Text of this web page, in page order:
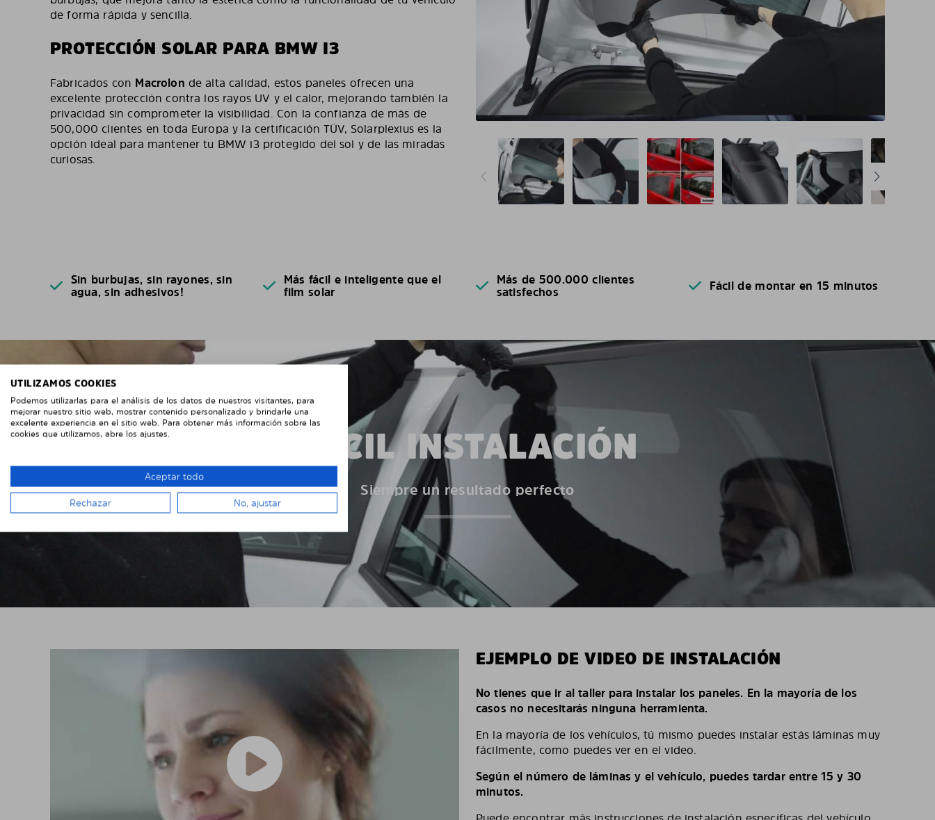
de forma rápida y sencilla.
PROTECCIÓN SOLAR PARA BMW I3
Fabricados con Macrolon de alta calidad, estos paneles ofrecen una
excelente protección contra los rayos UV y el calor, mejorando también la
privacidad sin comprometer la visibilidad. Con la confianza de más de
500,000 clientes en toda Europa y la certificación TÜV, Solarplexius es la
opción ideal para mantener tu BMW i3 protegido del sol y de las miradas
curiosas.
Sin burbujas, sin rayones, sin
agua, sin adhesivos!
Más fácil e inteligente que el
film solar
Más de 500.000 clientes
satisfechos
Fácil de montar en 15 minutos
FÁCIL INSTALACIÓN
Siempre un resultado perfecto
EJEMPLO DE VIDEO DE INSTALACIÓN
No tienes que ir al taller para instalar los paneles. En la mayoría de los
casos no necesitarás ninguna herramienta.
En la mayoría de los vehículos, tú mismo puedes instalar estás láminas muy
fácilmente, como puedes ver en el video.
Según el número de láminas y el vehículo, puedes tardar entre 15 y 30
minutos.
UTILIZAMOS COOKIES
Podemos utilizarlas para el análisis de los datos de nuestros visitantes, para
mejorar nuestro sitio web, mostrar contenido personalizado y brindarle una
excelente experiencia en el sitio web. Para obtener más información sobre las
cookies que utilizamos, abre los ajustes.
Aceptar todo
Rechazar No, ajustar